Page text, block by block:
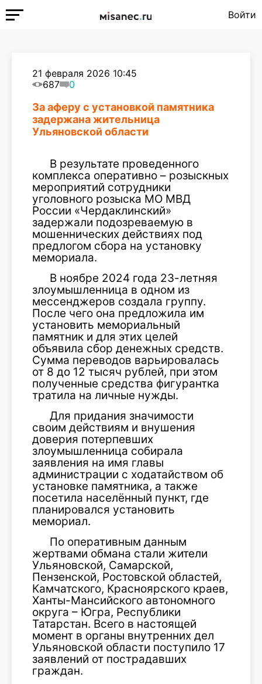
Войти
21 февраля 2026 10:45
687
0
За аферу с установкой памятника
задержана жительница
Ульяновской области
В результате проведенного
комплекса оперативно – розыскных
мероприятий сотрудники
уголовного розыска МО МВД
России «Чердаклинский»
задержали подозреваемую в
мошеннических действиях под
предлогом сбора на установку
мемориала.
В ноябре 2024 года 23-летняя
злоумышленница в одном из
мессенджеров создала группу.
После чего она предложила им
установить мемориальный
памятник и для этих целей
объявила сбор денежных средств.
Сумма переводов варьировалась
от 8 до 12 тысяч рублей, при этом
полученные средства фигурантка
тратила на личные нужды.
Для придания значимости
своим действиям и внушения
доверия потерпевших
злоумышленница собирала
заявления на имя главы
администрации с ходатайством об
установке памятника, а также
посетила населённый пункт, где
планировался установить
мемориал.
По оперативным данным
жертвами обмана стали жители
Ульяновской, Самарской,
Пензенской, Ростовской областей,
Камчатского, Красноярского краев,
Ханты-Мансийского автономного
округа – Югра, Республики
Татарстан. Всего в настоящей
момент в органы внутренних дел
Ульяновской области поступило 17
заявлений от пострадавших
граждан.